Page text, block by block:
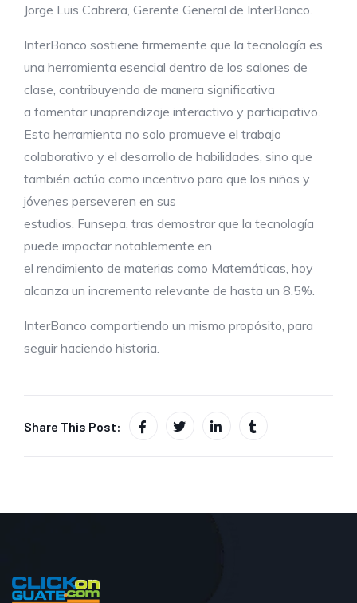
Jorge Luis Cabrera, Gerente General de InterBanco.
InterBanco sostiene firmemente que la tecnología es
una herramienta esencial dentro de los salones de
clase, contribuyendo de manera significativa
a fomentar unaprendizaje interactivo y participativo.
Esta herramienta no solo promueve el trabajo
colaborativo y el desarrollo de habilidades, sino que
también actúa como incentivo para que los niños y
jóvenes perseveren en sus
estudios. Funsepa, tras demostrar que la tecnología
puede impactar notablemente en
el rendimiento de materias como Matemáticas, hoy
alcanza un incremento relevante de hasta un 8.5%.
InterBanco compartiendo un mismo propósito, para
seguir haciendo historia.
Share This Post: